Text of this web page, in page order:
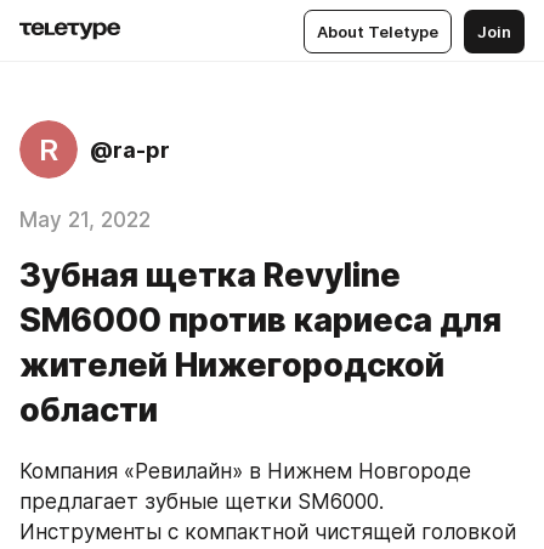
About Teletype Join
R @ra-pr
May 21, 2022
Зубная щетка Revyline
SM6000 против кариеса для
жителей Нижегородской
области
Компания «Ревилайн» в Нижнем Новгороде
предлагает зубные щетки SM6000.
Инструменты с компактной чистящей головкой